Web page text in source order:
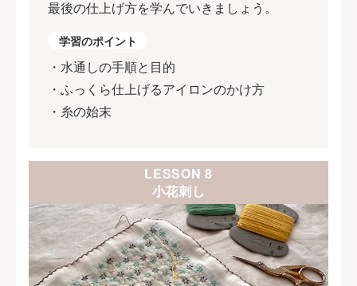
最後の仕上げ方を学んでいきましょう。
学習のポイント
・水通しの手順と目的
・ふっくら仕上げるアイロンのかけ方
・糸の始末
LESSON 8
小花刺し